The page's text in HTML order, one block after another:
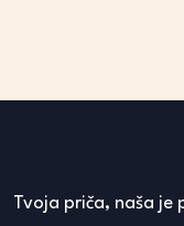
Tvoja priča, naša je